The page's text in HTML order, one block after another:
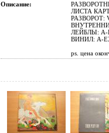
Описание:
ЛИСТА
РАЗВОРОТ:
ЛЕЙБЛЫ: A-
ВИНИЛ: A-
ps. цена